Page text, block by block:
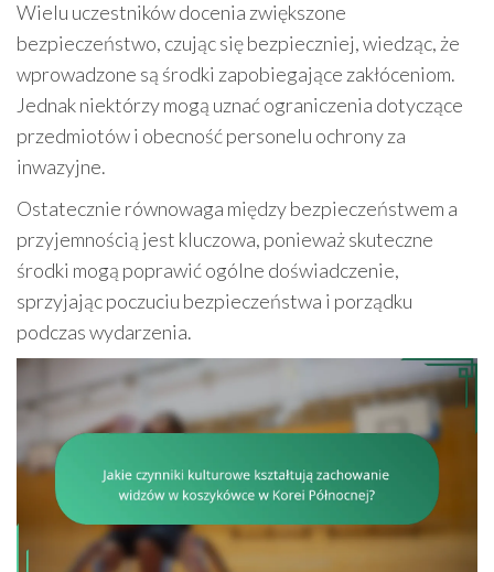
Wielu uczestników docenia zwiększone
bezpieczeństwo, czując się bezpieczniej, wiedząc, że
wprowadzone są środki zapobiegające zakłóceniom.
Jednak niektórzy mogą uznać ograniczenia dotyczące
przedmiotów i obecność personelu ochrony za
inwazyjne.
Ostatecznie równowaga między bezpieczeństwem a
przyjemnością jest kluczowa, ponieważ skuteczne
środki mogą poprawić ogólne doświadczenie,
sprzyjając poczuciu bezpieczeństwa i porządku
podczas wydarzenia.